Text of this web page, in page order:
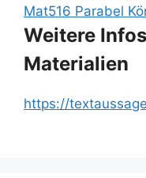
Mat516 Parabel
Weitere
Materialien
https://